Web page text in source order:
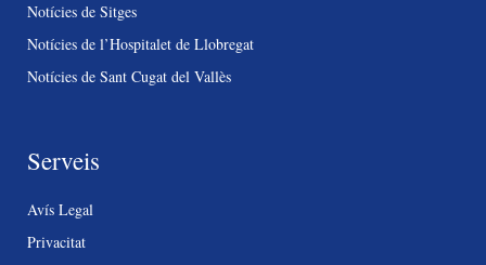
Notícies de Sitges
Notícies de l’Hospitalet de Llobregat
Notícies de Sant Cugat del Vallès
Serveis
Avís Legal
Privacitat